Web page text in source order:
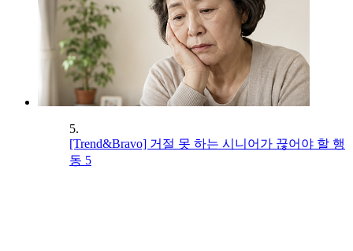
5.
[Trend&Bravo] 거절 못 하는 시니어가 끊어야 할 행
동 5